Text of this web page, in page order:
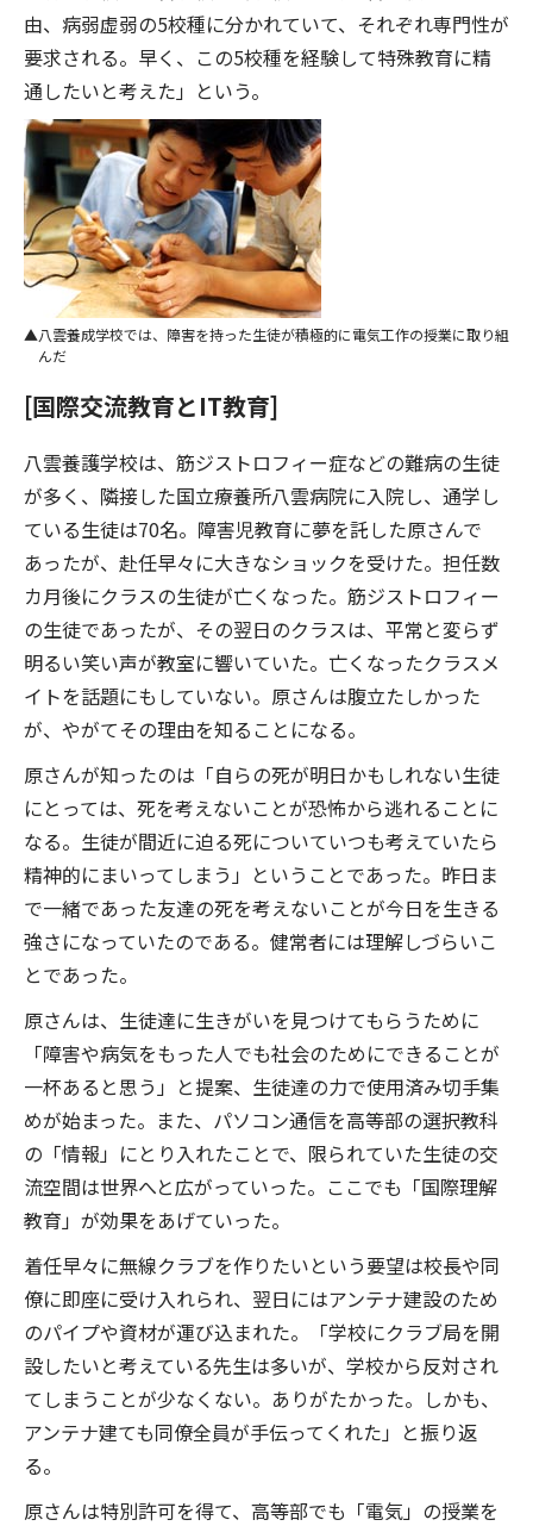
由、病弱虚弱の5校種に分かれていて、それぞれ専門性が
要求される。早く、この5校種を経験して特殊教育に精
通したいと考えた」という。
八雲養成学校では、障害を持った生徒が積極的に電気工作の授業に取り組
んだ
[国際交流教育とIT教育]
八雲養護学校は、筋ジストロフィー症などの難病の生徒
が多く、隣接した国立療養所八雲病院に入院し、通学し
ている生徒は70名。障害児教育に夢を託した原さんで
あったが、赴任早々に大きなショックを受けた。担任数
カ月後にクラスの生徒が亡くなった。筋ジストロフィー
の生徒であったが、その翌日のクラスは、平常と変らず
明るい笑い声が教室に響いていた。亡くなったクラスメ
イトを話題にもしていない。原さんは腹立たしかった
が、やがてその理由を知ることになる。
原さんが知ったのは「自らの死が明日かもしれない生徒
にとっては、死を考えないことが恐怖から逃れることに
なる。生徒が間近に迫る死についていつも考えていたら
精神的にまいってしまう」ということであった。昨日ま
で一緒であった友達の死を考えないことが今日を生きる
強さになっていたのである。健常者には理解しづらいこ
とであった。
原さんは、生徒達に生きがいを見つけてもらうために
「障害や病気をもった人でも社会のためにできることが
一杯あると思う」と提案、生徒達の力で使用済み切手集
めが始まった。また、パソコン通信を高等部の選択教科
の「情報」にとり入れたことで、限られていた生徒の交
流空間は世界へと広がっていった。ここでも「国際理解
教育」が効果をあげていった。
着任早々に無線クラブを作りたいという要望は校長や同
僚に即座に受け入れられ、翌日にはアンテナ建設のため
のパイプや資材が運び込まれた。「学校にクラブ局を開
設したいと考えている先生は多いが、学校から反対され
てしまうことが少なくない。ありがたかった。しかも、
アンテナ建ても同僚全員が手伝ってくれた」と振り返
る。
原さんは特別許可を得て、高等部でも「電気」の授業を